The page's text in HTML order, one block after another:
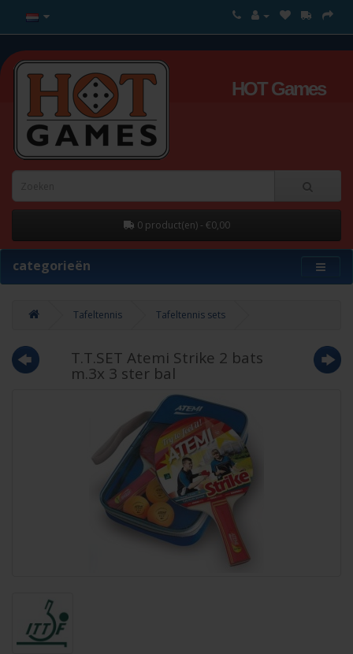
HOT Games
0 product(en) - €0,00
categorieën
Tafeltennis Tafeltennis sets
T.T.SET Atemi Strike 2 bats
m.3x 3 ster bal